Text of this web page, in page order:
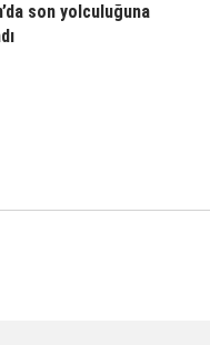
son yolculuğuna